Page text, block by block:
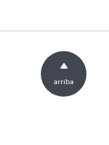
arriba